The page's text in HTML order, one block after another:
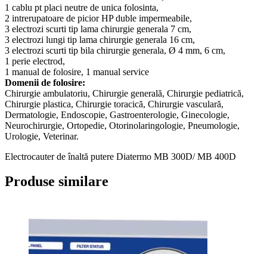
1 cablu pt placi neutre de unica folosinta,
2 intrerupatoare de picior HP duble impermeabile,
3 electrozi scurti tip lama chirurgie generala 7 cm,
3 electrozi lungi tip lama chirurgie generala 16 cm,
3 electrozi scurti tip bila chirurgie generala, Ø 4 mm, 6 cm,
1 perie electrod,
1 manual de folosire, 1 manual service
Domenii de folosire:
Chirurgie ambulatoriu, Chirurgie generală, Chirurgie pediatrică,
Chirurgie plastica, Chirurgie toracică, Chirurgie vasculară,
Dermatologie, Endoscopie, Gastroenterologie, Ginecologie,
Neurochirurgie, Ortopedie, Otorinolaringologie, Pneumologie,
Urologie, Veterinar.
Electrocauter de înaltă putere Diatermo MB 300D/ MB 400D
Produse similare